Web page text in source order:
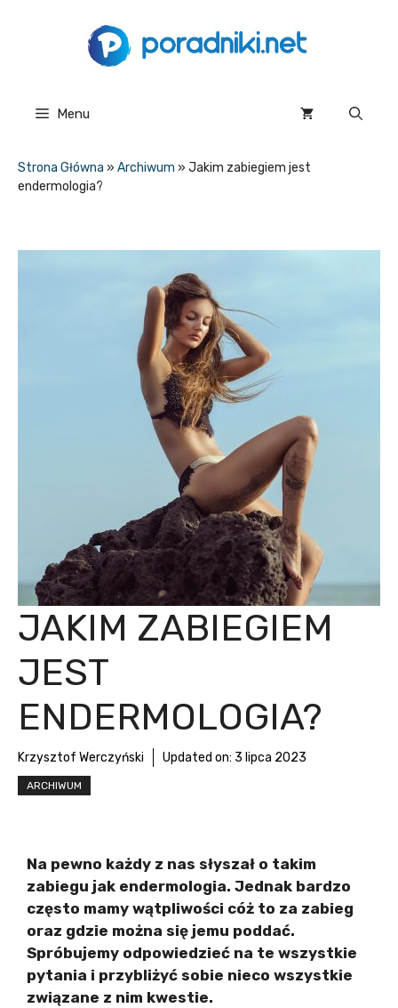
Menu
Strona Główna » Archiwum » Jakim zabiegiem jest
endermologia?
JAKIM ZABIEGIEM
JEST
ENDERMOLOGIA?
Krzysztof Werczyński Updated on: 3 lipca 2023
ARCHIWUM
Na pewno każdy z nas słyszał o takim
zabiegu jak endermologia. Jednak bardzo
często mamy wątpliwości cóż to za zabieg
oraz gdzie można się jemu poddać.
Spróbujemy odpowiedzieć na te wszystkie
pytania i przybliżyć sobie nieco wszystkie
związane z nim kwestie.